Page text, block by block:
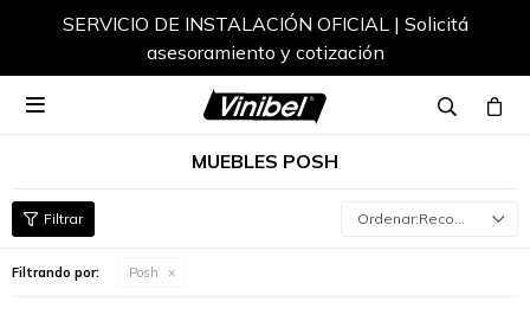
SERVICIO DE INSTALACIÓN OFICIAL | Solicitá
asesoramiento y cotización

MUEBLES POSH
Recomendados
Filtrando por: Posh